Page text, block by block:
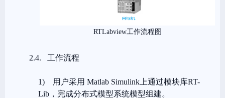
RTLabview工作流程图
2.4. 工作流程
1) 用户采用 Matlab Simulink 上通过模块库RT-
Lib，完成分布式模型系统模型组建。